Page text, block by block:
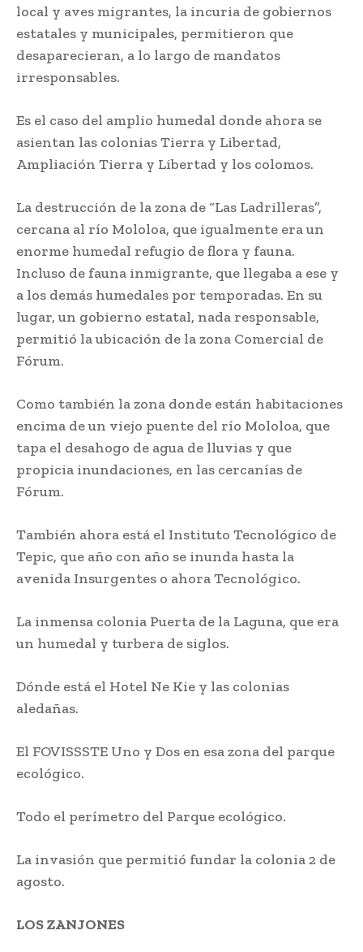
local y aves migrantes, la incuria de gobiernos
estatales y municipales, permitieron que
desaparecieran, a lo largo de mandatos
irresponsables.
Es el caso del amplio humedal donde ahora se
asientan las colonias Tierra y Libertad,
Ampliación Tierra y Libertad y los colomos.
La destrucción de la zona de “Las Ladrilleras”,
cercana al río Mololoa, que igualmente era un
enorme humedal refugio de flora y fauna.
Incluso de fauna inmigrante, que llegaba a ese y
a los demás humedales por temporadas. En su
lugar, un gobierno estatal, nada responsable,
permitió la ubicación de la zona Comercial de
Fórum.
Como también la zona donde están habitaciones
encima de un viejo puente del río Mololoa, que
tapa el desahogo de agua de lluvias y que
propicia inundaciones, en las cercanías de
Fórum.
También ahora está el Instituto Tecnológico de
Tepic, que año con año se inunda hasta la
avenida Insurgentes o ahora Tecnológico.
La inmensa colonia Puerta de la Laguna, que era
un humedal y turbera de siglos.
Dónde está el Hotel Ne Kie y las colonias
aledañas.
El FOVISSSTE Uno y Dos en esa zona del parque
ecológico.
Todo el perímetro del Parque ecológico.
La invasión que permitió fundar la colonia 2 de
agosto.
LOS ZANJONES